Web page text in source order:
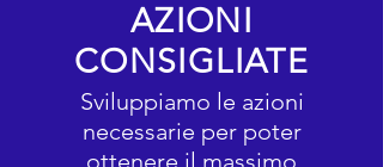
AZIONI
CONSIGLIATE
Sviluppiamo le azioni
necessarie per poter
ottenere il massimo